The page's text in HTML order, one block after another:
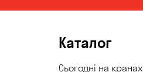
Каталог
Сьогодні на кранах